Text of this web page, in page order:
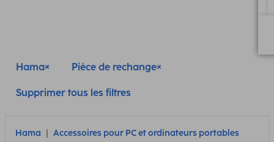
Hama Pièce de rechange
Supprimer tous les filtres
Hama Accessoires pour PC et ordinateurs portables